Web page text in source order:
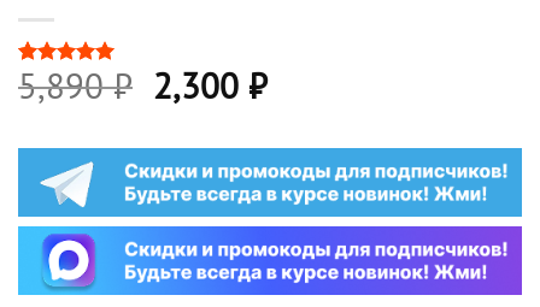
Рейтинг5
из 5 на
2
5,890₽ Первоначальная
цена
составляла
5,890 ₽.
2,300 ₽Текущая
2,300 ₽.